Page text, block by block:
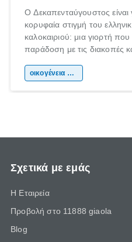
Ο Δεκαπενταύγουστος είναι
κορυφαία στιγμή του
καλοκαιριού: μια γιορτή
παράδοση με τις διακοπές
χώρας. Είτε πρόκειται για
οικογένεια & παιδί
Σχετικά με εμάς
Η Εταιρεία
Προβολή στο 11888 giaola
Blog